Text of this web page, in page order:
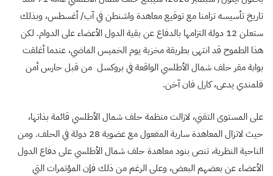
تاريخ تأسيسه تزامنا مع توقيع معاهدة واشنطن في آب/ أغسطس، وبذلك
ستعلن 12 دولة التزامها بالدفاع عن بقية الدول الأعضاء على الدوام. لكن
هذا الطموح قد انتهى بطريقة مخزية يوم الخميس الماضي، عندما أغلقت
بوابة مقر حلف شمال الأطلسي الواقعة في بروكسل من قبل حارس أمن
فلمندي يدعى، كارل فان آخن.
على المستوى التقني، لازالت منظمة حلف شمال الأطلسي قائمة بذاتها،
حيث لاتزال المعاهدة سارية المفعول مع عضوية 28 دولة في الحلف. ومن
الناحية النظرية، تنص بنود معاهدة حلف شمال الأطلسي على دفاع الدول
الأعضاء عن بعضهم البعض، وعلى الرغم من ذلك فإن المؤتمرات التي